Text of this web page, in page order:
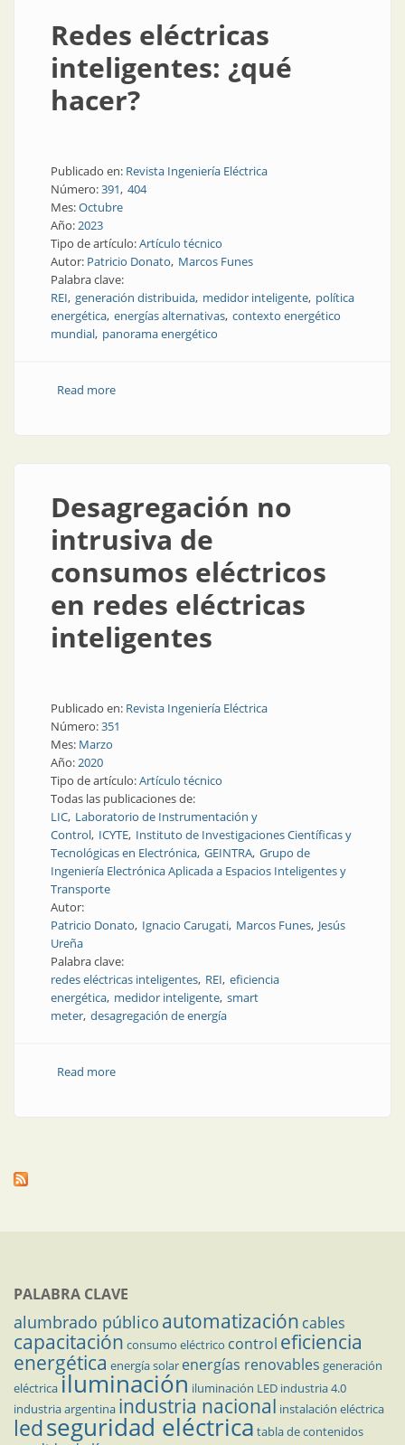
Redes eléctricas
inteligentes: ¿qué
hacer?
Publicado en: Revista Ingeniería Eléctrica
Número:391 404
Mes:Octubre
Año:2023
Tipo de artículo:Artículo técnico
Autor: Patricio Donato Marcos Funes
Palabra clave:
REI generación distribuida medidor inteligente política
energética energías alternativas contexto energético
mundial panorama energético
Read moreabout Redes eléctricas inteligentes: ¿qué hacer?
Desagregación no
intrusiva de
consumos eléctricos
en redes eléctricas
inteligentes
Publicado en: Revista Ingeniería Eléctrica
Número:351
Mes: Marzo
Año:2020
Tipo de artículo:Artículo técnico
Todas las publicaciones de:
LIC Laboratorio de Instrumentación y
Control ICYTE Instituto de Investigaciones Científicas y
Tecnológicas en Electrónica GEINTRA Grupo de
Ingeniería Electrónica Aplicada a Espacios Inteligentes y
Transporte
Autor:
Patricio Donato Ignacio Carugati Marcos Funes Jesús
Ureña
Palabra clave:
redes eléctricas inteligentes REI eficiencia
energética medidor inteligente smart
meter desagregación de energía
Read moreabout Desagregación no intrusiva de consumos
PALABRA CLAVE
alumbrado público automatización cables
capacitación consumo eléctrico control eficiencia
energética energía solar energías renovables generación
eléctricailuminación iluminación LED industria 4.0
industria argentina industria nacional instalación eléctrica
ledseguridad eléctrica tabla de contenidos